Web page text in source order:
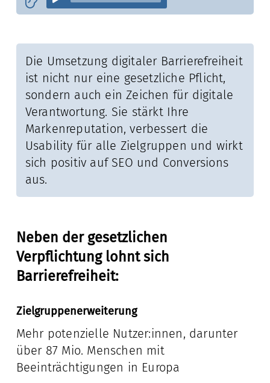
Die Umsetzung digitaler Barrierefreiheit
ist nicht nur eine gesetzliche Pflicht,
sondern auch ein Zeichen für digitale
Verantwortung. Sie stärkt Ihre
Markenreputation, verbessert die
Usability für alle Zielgruppen und wirkt
sich positiv auf SEO und Conversions
aus.
Neben der gesetzlichen
Verpflichtung lohnt sich
Barrierefreiheit:
Zielgruppenerweiterung
Mehr potenzielle Nutzer:innen, darunter
über 87 Mio. Menschen mit
Beeinträchtigungen in Europa